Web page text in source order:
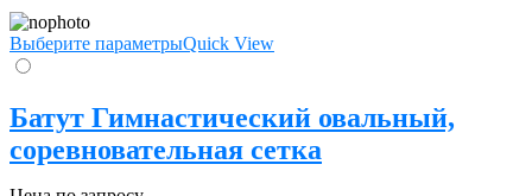
Выберите параметрыQuick View
Батут Гимнастический овальный,
соревновательная сетка